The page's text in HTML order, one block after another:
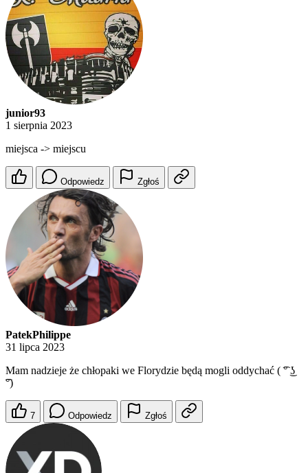
junior93
1 sierpnia 2023
miejsca -> miejscu
Odpowiedz Zgłoś
PatekPhilippe
31 lipca 2023
Mam nadzieje że chłopaki we Florydzie będą mogli oddychać ( ͡° ͜ʖ
͡°)
7 Odpowiedz Zgłoś